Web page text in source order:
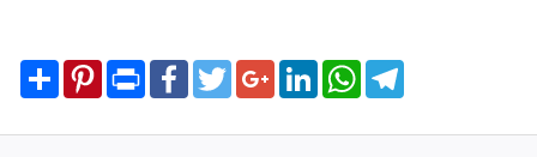
Share PinterestPrint FacebookTwitterGoogle+LinkedInWhatsApp